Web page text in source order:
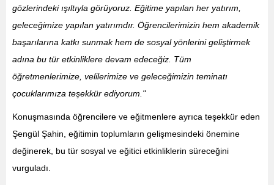
gözlerindeki ışıltıyla görüyoruz. Eğitime yapılan her yatırım,
geleceğimize yapılan yatırımdır. Öğrencilerimizin hem akademik
başarılarına katkı sunmak hem de sosyal yönlerini geliştirmek
adına bu tür etkinliklere devam edeceğiz. Tüm
öğretmenlerimize, velilerimize ve geleceğimizin teminatı
çocuklarımıza teşekkür ediyorum."
Konuşmasında öğrencilere ve eğitmenlere ayrıca teşekkür eden
Şengül Şahin, eğitimin toplumların gelişmesindeki önemine
değinerek, bu tür sosyal ve eğitici etkinliklerin süreceğini
vurguladı.